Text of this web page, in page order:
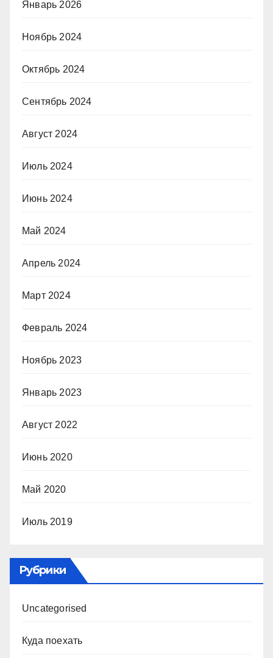
Январь 2026
Ноябрь 2024
Октябрь 2024
Сентябрь 2024
Август 2024
Июль 2024
Июнь 2024
Май 2024
Апрель 2024
Март 2024
Февраль 2024
Ноябрь 2023
Январь 2023
Август 2022
Июнь 2020
Май 2020
Июль 2019
Рубрики
Uncategorised
Куда поехать